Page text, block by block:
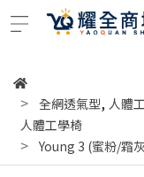
全網透氣型, 人體
人體工學椅
Young 3 (蜜粉/霜